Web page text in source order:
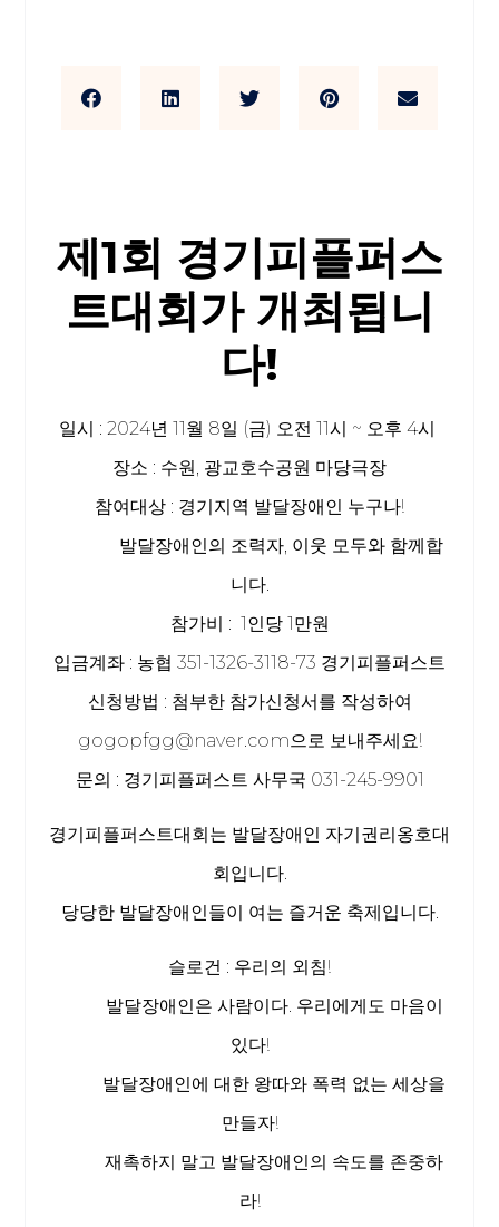
제1회 경기피플퍼스
트대회가 개최됩니
다!
일시 : 2024년 11월 8일 (금) 오전 11시 ~ 오후 4시
장소 : 수원, 광교호수공원 마당극장
참여대상 : 경기지역 발달장애인 누구나!
발달장애인의 조력자, 이웃 모두와 함께합
니다.
참가비 : 1인당 1만원
입금계좌 : 농협 351-1326-3118-73 경기피플퍼스트
신청방법 : 첨부한 참가신청서를 작성하여
gogopfgg@naver.com으로 보내주세요!
문의 : 경기피플퍼스트 사무국 031-245-9901
경기피플퍼스트대회는 발달장애인 자기권리옹호대
회입니다.
당당한 발달장애인들이 여는 즐거운 축제입니다.
슬로건 : 우리의 외침!
발달장애인은 사람이다. 우리에게도 마음이
있다!
발달장애인에 대한 왕따와 폭력 없는 세상을
만들자!
재촉하지 말고 발달장애인의 속도를 존중하
라!